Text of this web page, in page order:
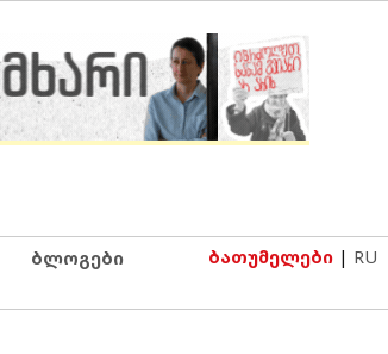
ბლოგები ბათუმელები | RU